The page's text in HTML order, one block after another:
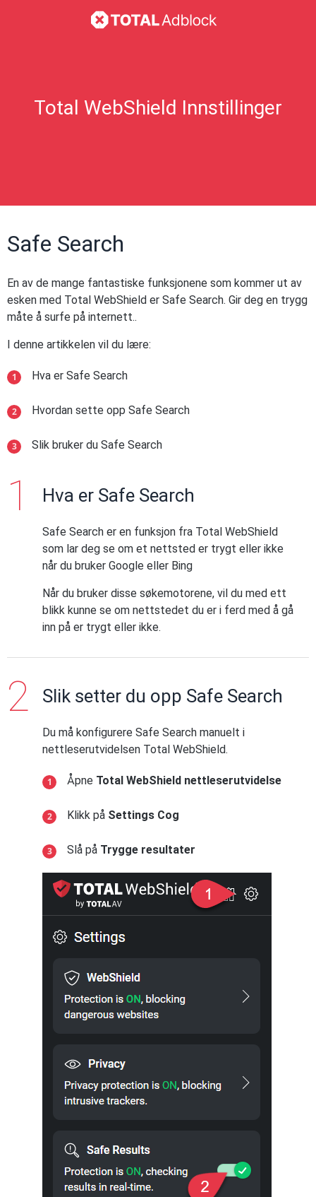
Total WebShield Innstillinger
Safe Search
En av de mange fantastiske funksjonene som kommer ut av
esken med Total WebShield er Safe Search. Gir deg en trygg
måte å surfe på internett..
I denne artikkelen vil du lære:
Hva er Safe Search
Hvordan sette opp Safe Search
Slik bruker du Safe Search
Hva er Safe Search
Safe Search er en funksjon fra Total WebShield
som lar deg se om et nettsted er trygt eller ikke
når du bruker Google eller Bing
Når du bruker disse søkemotorene, vil du med ett
blikk kunne se om nettstedet du er i ferd med å gå
inn på er trygt eller ikke.
Slik setter du opp Safe Search
Du må konfigurere Safe Search manuelt i
nettleserutvidelsen Total WebShield.
Åpne Total WebShield nettleserutvidelse
Klikk på Settings Cog
Slå på Trygge resultater